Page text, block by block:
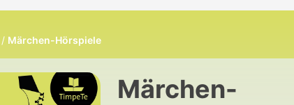
Märchen-Hörspiele
Märchen-